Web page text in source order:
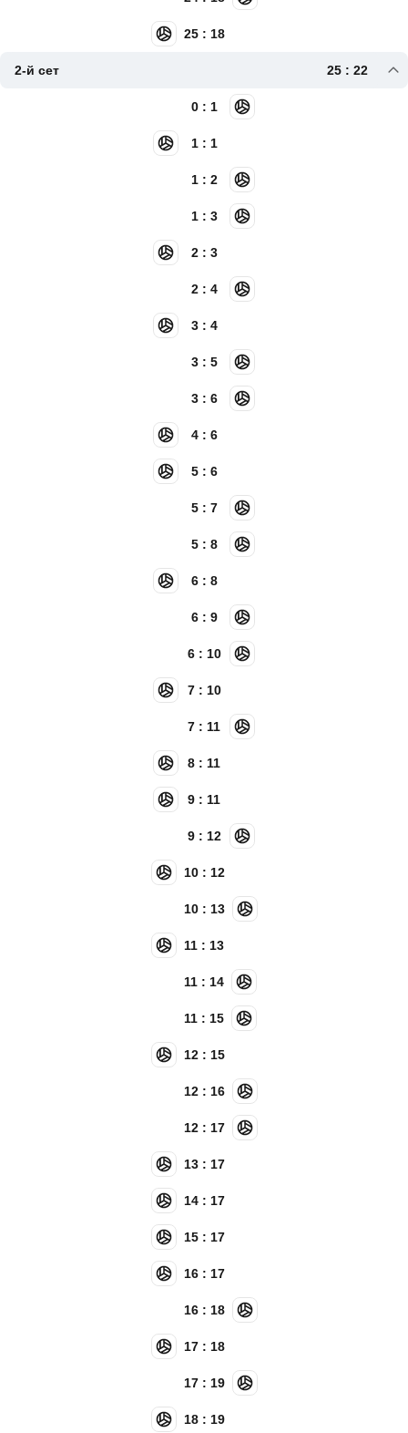
25 : 18
2-й сет 25 : 22
0 : 1
1 : 1
1 : 2
1 : 3
2 : 3
2 : 4
3 : 4
3 : 5
3 : 6
4 : 6
5 : 6
5 : 7
5 : 8
6 : 8
6 : 9
6 : 10
7 : 10
7 : 11
8 : 11
9 : 11
9 : 12
10 : 12
10 : 13
11 : 13
11 : 14
11 : 15
12 : 15
12 : 16
12 : 17
13 : 17
14 : 17
15 : 17
16 : 17
16 : 18
17 : 18
17 : 19
18 : 19